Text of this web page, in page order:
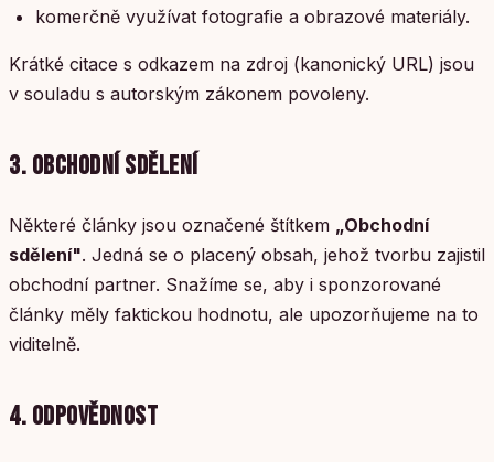
komerčně využívat fotografie a obrazové materiály.
Krátké citace s odkazem na zdroj (kanonický URL) jsou
v souladu s autorským zákonem povoleny.
3. OBCHODNÍ SDĚLENÍ
Některé články jsou označené štítkem „Obchodní
sdělení". Jedná se o placený obsah, jehož tvorbu zajistil
obchodní partner. Snažíme se, aby i sponzorované
články měly faktickou hodnotu, ale upozorňujeme na to
viditelně.
4. ODPOVĚDNOST